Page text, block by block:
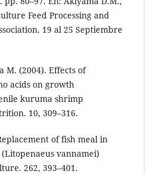
Feed Processing and
19 al 25 Septiembre
M. (2004). Effects of
acids on growth
kuruma shrimp
10, 309–316.
of fish meal in
vannamei)
262, 393–401.